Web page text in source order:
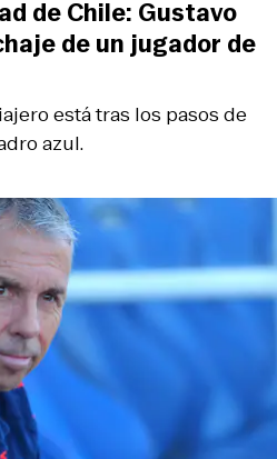
está tras los pasos de
azul.
de Chile: Gustavo
de un jugador de